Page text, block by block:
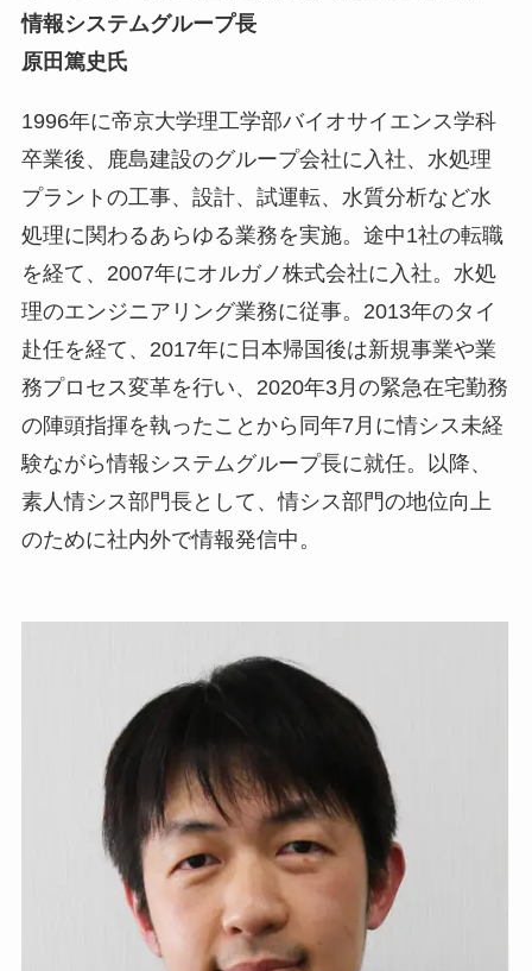
情報システムグループ長
原田篤史氏
1996年に帝京大学理工学部バイオサイエンス学科
卒業後、鹿島建設のグループ会社に入社、水処理
プラントの工事、設計、試運転、水質分析など水
処理に関わるあらゆる業務を実施。途中1社の転職
を経て、2007年にオルガノ株式会社に入社。水処
理のエンジニアリング業務に従事。2013年のタイ
赴任を経て、2017年に日本帰国後は新規事業や業
務プロセス変革を行い、2020年3月の緊急在宅勤務
の陣頭指揮を執ったことから同年7月に情シス未経
験ながら情報システムグループ長に就任。以降、
素人情シス部門長として、情シス部門の地位向上
のために社内外で情報発信中。